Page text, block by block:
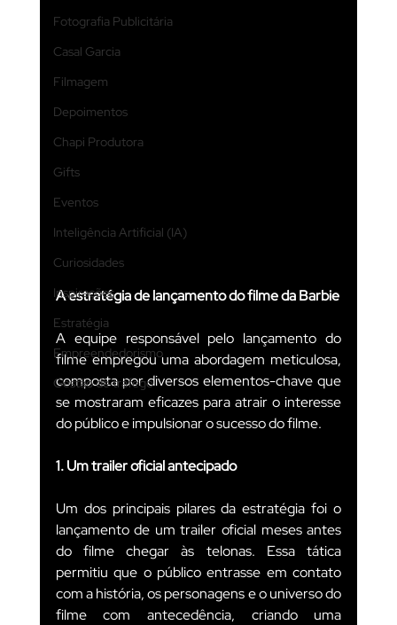
Fotografia Publicitária
Casal Garcia
Filmagem
Depoimentos
Chapi Produtora
Gifts
Eventos
Inteligência Artificial (IA)
Curiosidades
Inspirações
Estratégia
Empreendedorismo
Gestão de tráfego
A estratégia de lançamento do filme da Barbie
A equipe responsável pelo lançamento do
filme empregou uma abordagem meticulosa,
composta por diversos elementos-chave que
se mostraram eficazes para atrair o interesse
do público e impulsionar o sucesso do filme.
1. Um trailer oficial antecipado
Um dos principais pilares da estratégia foi o
lançamento de um trailer oficial meses antes
do filme chegar às telonas. Essa tática
permitiu que o público entrasse em contato
com a história, os personagens e o universo do
filme com antecedência, criando uma